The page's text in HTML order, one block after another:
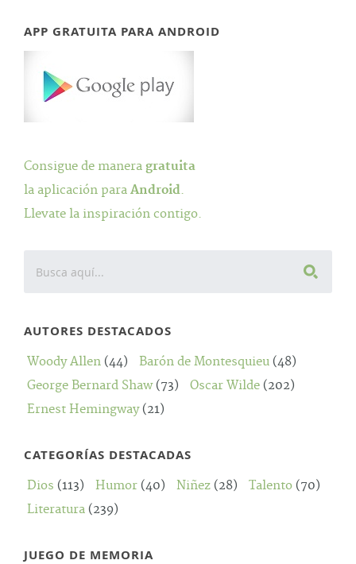
APP GRATUITA PARA ANDROID
Consigue de manera gratuita
la aplicación para Android.
Llevate la inspiración contigo.
AUTORES DESTACADOS
Woody Allen (44) Barón de Montesquieu (48)
George Bernard Shaw(73) Oscar Wilde (202)
Ernest Hemingway(21)
CATEGORÍAS DESTACADAS
Dios (113) Humor (40) Niñez (28) Talento (70)
Literatura (239)
JUEGO DE MEMORIA